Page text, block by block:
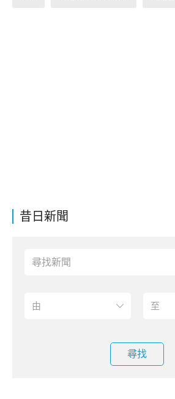
昔日新聞
尋找